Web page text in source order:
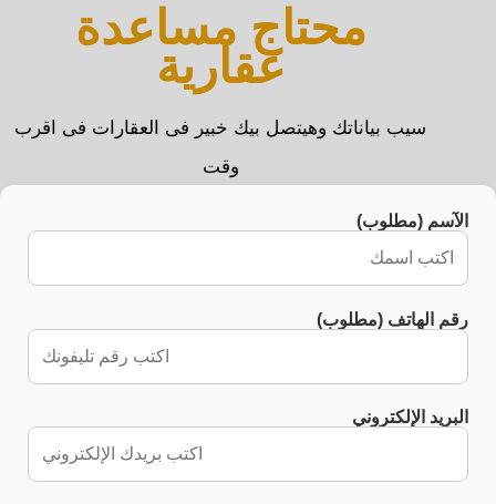
محتاج مساعدة
عقارية
سيب بياناتك وهيتصل بيك خبير فى العقارات فى اقرب
وقت
الآسم (مطلوب)
رقم الهاتف (مطلوب)
البريد الإلكتروني